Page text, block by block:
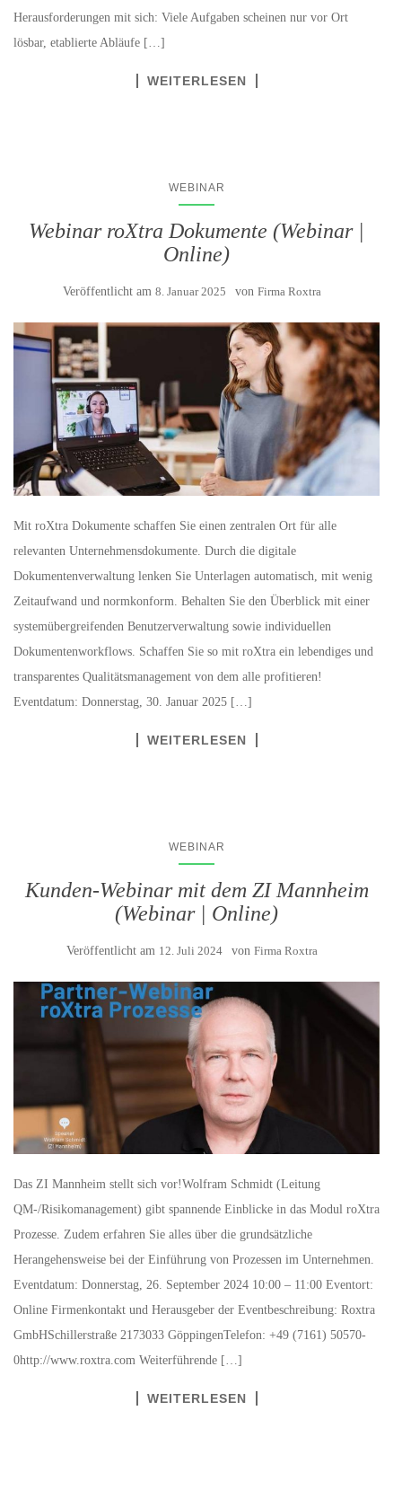
Herausforderungen mit sich: Viele Aufgaben scheinen nur vor Ort
lösbar, etablierte Abläufe […]
WEITERLESEN
WEBINAR
Webinar roXtra Dokumente (Webinar |
Online)
Veröffentlicht am 8. Januar 2025 von Firma Roxtra
Mit roXtra Dokumente schaffen Sie einen zentralen Ort für alle
relevanten Unternehmens­dokumente. Durch die digitale
Dokumentenverwaltung lenken Sie Unterlagen automatisch, mit wenig
Zeitaufwand und normkonform. Behalten Sie den Überblick mit einer
systemübergreifenden Benutzerverwaltung sowie individuellen
Dokumentenworkflows. Schaffen Sie so mit roXtra ein lebendiges und
transparentes Qualitätsmanagement von dem alle profitieren!
Eventdatum: Donnerstag, 30. Januar 2025 […]
WEITERLESEN
WEBINAR
Kunden-Webinar mit dem ZI Mannheim
(Webinar | Online)
Veröffentlicht am 12. Juli 2024 von Firma Roxtra
Das ZI Mannheim stellt sich vor!Wolfram Schmidt (Leitung
QM-/Risikomanagement) gibt spannende Einblicke in das Modul roXtra
Prozesse. Zudem erfahren Sie alles über die grundsätzliche
Herangehensweise bei der Einführung von Prozessen im Unternehmen.
Eventdatum: Donnerstag, 26. September 2024 10:00 – 11:00 Eventort:
Online Firmenkontakt und Herausgeber der Eventbeschreibung: Roxtra
GmbHSchillerstraße 2173033 GöppingenTelefon: +49 (7161) 50570-
0http://www.roxtra.com Weiterführende […]
WEITERLESEN